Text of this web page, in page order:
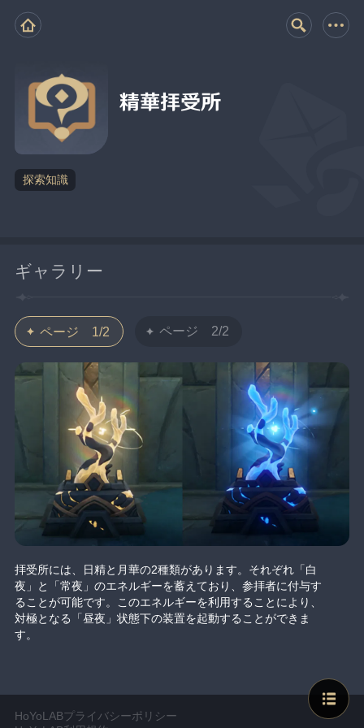
精華拝受所
探索知識
ギャラリー
ページ 1/2 ページ 2/2
拝受所には、日精と月華の2種類があります。それぞれ「白
夜」と「常夜」のエネルギーを蓄えており、参拝者に付与す
ることが可能です。このエネルギーを利用することにより、
対極となる「昼夜」状態下の装置を起動することができま
す。
HoYoLABプライバシーポリシー